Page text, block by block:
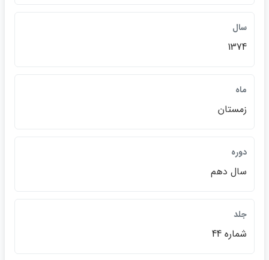
سال
1374
ماه
زمستان
دوره
سال دهم
جلد
شماره 44